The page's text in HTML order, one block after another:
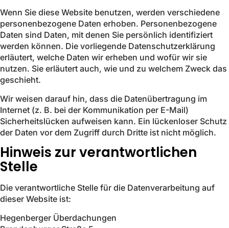
Wenn Sie diese Website benutzen, werden verschiedene
personenbezogene Daten erhoben. Personenbezogene
Daten sind Daten, mit denen Sie persönlich identifiziert
werden können. Die vorliegende Datenschutzerklärung
erläutert, welche Daten wir erheben und wofür wir sie
nutzen. Sie erläutert auch, wie und zu welchem Zweck das
geschieht.
Wir weisen darauf hin, dass die Datenübertragung im
Internet (z. B. bei der Kommunikation per E-Mail)
Sicherheitslücken aufweisen kann. Ein lückenloser Schutz
der Daten vor dem Zugriff durch Dritte ist nicht möglich.
Hinweis zur verantwortlichen
Stelle
Die verantwortliche Stelle für die Datenverarbeitung auf
dieser Website ist:
Hegenberger Überdachungen